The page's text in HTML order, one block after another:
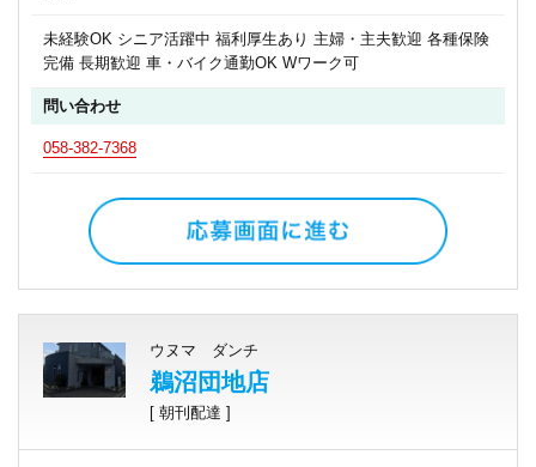
未経験OK シニア活躍中 福利厚生あり 主婦・主夫歓迎 各種保険
完備 長期歓迎 車・バイク通勤OK Wワーク可
問い合わせ
058-382-7368
ウヌマ ダンチ
鵜沼団地店
[ 朝刊配達 ]